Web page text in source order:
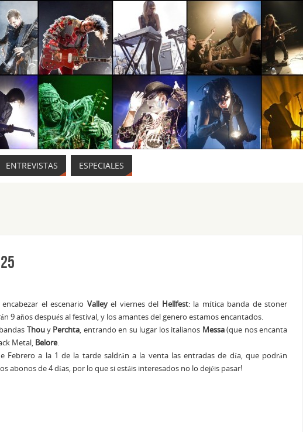
ENTREVISTAS ESPECIALES
el escenario Valleyel viernes del Hellfest: la mítica banda de stoner
9 años después al festival, y los amantes del genero estamos encantados.
Thouy Perchta, entrando en su lugar los italianos Messa(que nos encanta
Metal, Belore.
Febrero a la 1 de la tarde saldrán a la venta las entradas de día, que podrán
abonos de 4 días, por lo que si estáis interesados no lo dejéis pasar!